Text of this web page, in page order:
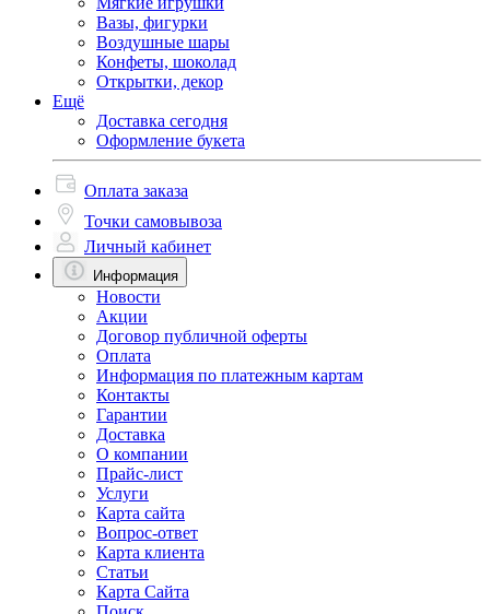
Вазы, фигурки
Воздушные шары
Конфеты, шоколад
Открытки, декор
Ещё
Доставка сегодня
Оформление букета
Оплата заказа
Точки самовывоза
Личный кабинет
Информация
Новости
Акции
Договор публичной оферты
Оплата
Информация по платежным картам
Контакты
Гарантии
Доставка
О компании
Прайс-лист
Услуги
Карта сайта
Вопрос-ответ
Карта клиента
Статьи
Карта Сайта